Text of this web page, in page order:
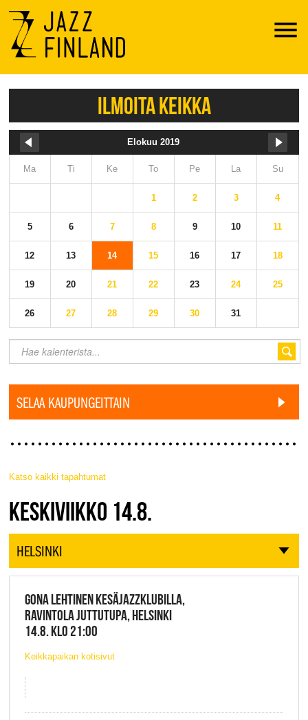
Menu
ILMOITA KEIKKA
Elokuu 2019
Ma Ti Ke To Pe La Su
1 2 3 4
5 6 7 8 9 10 11
12 13 14 15 16 17 18
19 20 21 22 23 24 25
26 27 28 29 30 31
SELAA KAUPUNGEITTAIN
Katso kaikki tapahtumat
JAZZ FINLAND LIVE
KESKIVIIKKO 14.8.
HELSINKI
GONA LEHTINEN KESÄJAZZKLUBILLA,
RAVINTOLA JUTTUTUPA, HELSINKI
14.8. KLO 21:00
Keikkapaikan kotisivut